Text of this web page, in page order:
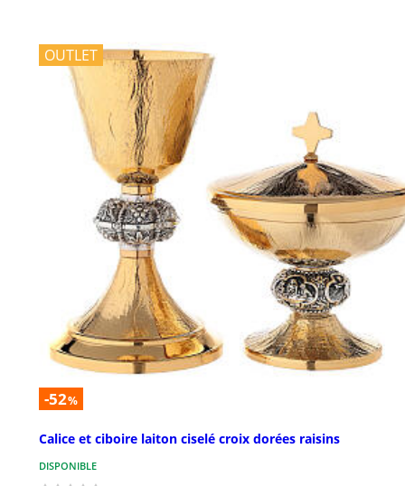
OUTLET
-52%
Calice et ciboire laiton ciselé croix dorées raisins
DISPONIBLE